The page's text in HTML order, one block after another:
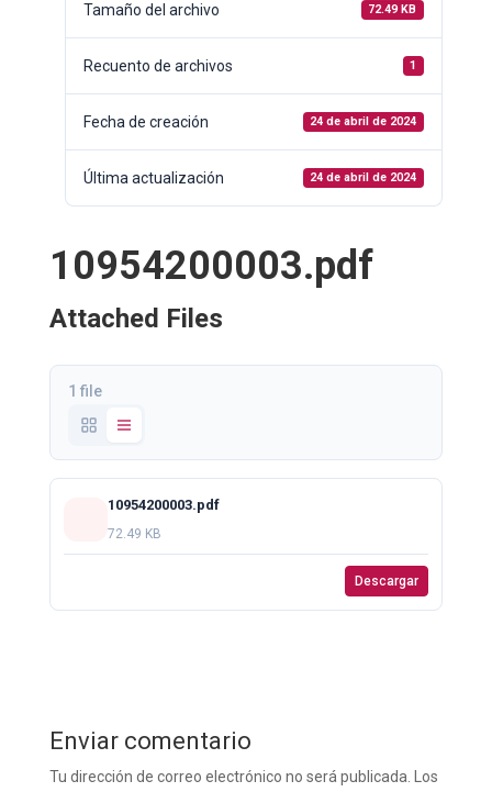
Tamaño del archivo 72.49 KB
Recuento de archivos 1
Fecha de creación 24 de abril de 2024
Última actualización 24 de abril de 2024
10954200003.pdf
Attached Files
1 file
10954200003.pdf
72.49 KB
Descargar
Enviar comentario
Tu dirección de correo electrónico no será publicada.
Los